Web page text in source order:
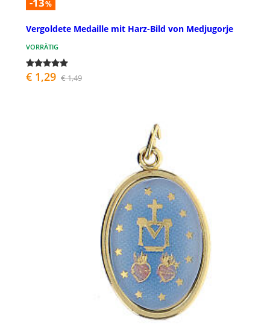
%
Vergoldete Medaille mit Harz-Bild von Medjugorje
VORRÄTIG
€ 1,29 € 1,49